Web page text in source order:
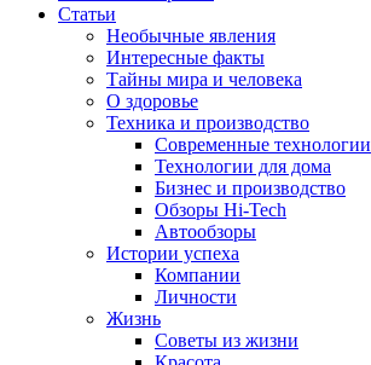
Статьи
Необычные явления
Интересные факты
Тайны мира и человека
О здоровье
Техника и производство
Современные технологии
Технологии для дома
Бизнес и производство
Обзоры Hi-Tech
Автообзоры
Истории успеха
Компании
Личности
Жизнь
Советы из жизни